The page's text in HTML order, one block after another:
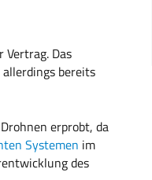
Vertrag. Das
bereits
erprobt, da
Systemen im
des